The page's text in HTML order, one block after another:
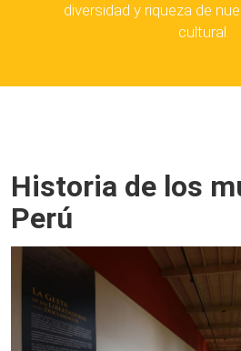
diversidad y riqueza de
cultural.
Historia de los
Perú